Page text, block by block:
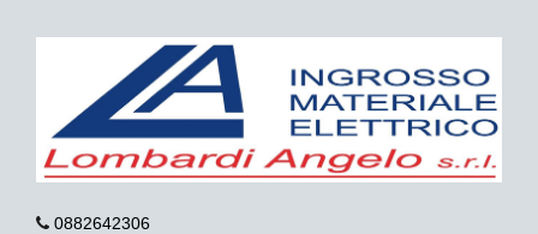
0882642306